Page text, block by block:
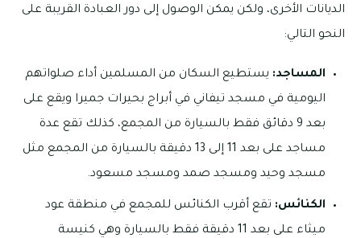
الديانات الأخرى، ولكن يمكن الوصول إلى دور العبادة القريبة على
النحو التالي:
المساجد: يستطيع السكان من المسلمين أداء صلواتهم
اليومية في مسجد تيفاني في أبراج بحيرات جميرا ويقع على
بعد 9 دقائق فقط بالسيارة من المجمع، كذلك تقع عدة
مساجد على بعد 11 إلى 13 دقيقة بالسيارة من المجمع مثل
مسجد وحيد ومسجد صمد ومسجد مسعود.
الكنائس: تقع أقرب الكنائس للمجمع في منطقة عود
ميثاء على بعد 11 دقيقة فقط بالسيارة وهي كنيسة